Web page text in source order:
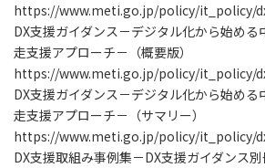
https://www.meti.go.jp/policy/it_policy/
DX支援ガイダンス－デジタル化から始め
走支援アプローチ－（概要版）
https://www.meti.go.jp/policy/it_policy/
DX支援ガイダンス－デジタル化から始め
走支援アプローチ－（サマリー）
https://www.meti.go.jp/policy/it_policy/
DX支援取組み事例集－DX支援ガイダンス別